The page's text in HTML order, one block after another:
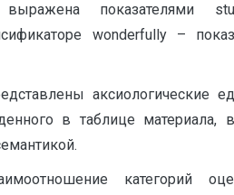
выражена показателями
wonderfully –
аксиологические
в таблице материала,
категорий